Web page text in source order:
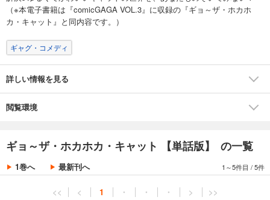
（※本電子書籍は『comicGAGA VOL.3』に収録の『ギョ～ザ・ホカホ
カ・キャット』と同内容です。）
ギャグ・コメディ
詳しい情報を見る
閲覧環境
ギョ～ザ・ホカホカ・キャット 【単話版】 の一覧
1巻へ 最新刊へ 1～5件目 /5件
<< < 1 ・ ・ ・ > >>